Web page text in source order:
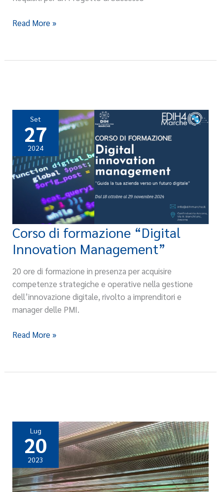
Requisiti
Read More »
Set
27
2024
Corso di formazione “Digital
Innovation Management”
20 ore di formazione in presenza per acquisire
competenze strategiche e operative nella gestione
dell’innovazione digitale, rivolto a imprenditori e
manager delle PMI.
Corso
di
formazione
“Digital
Innovation
Management”
Read More »
Lug
20
2023